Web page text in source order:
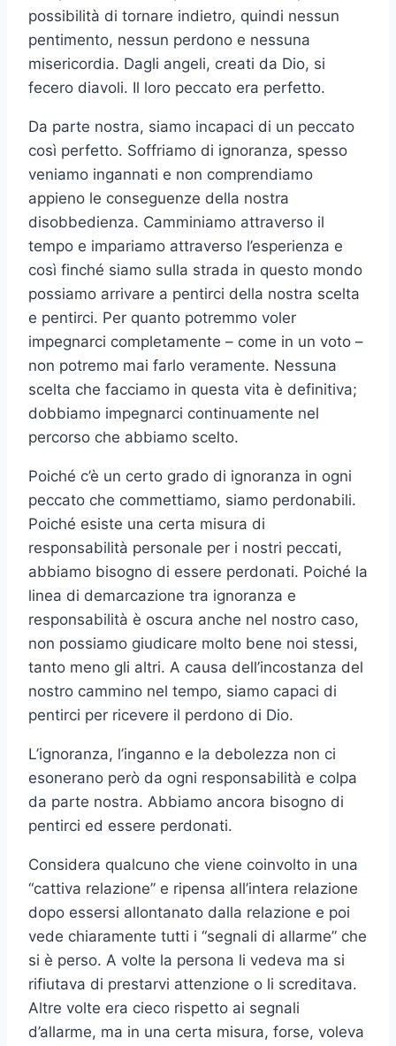
possibilità di tornare indietro, quindi nessun
pentimento, nessun perdono e nessuna
misericordia. Dagli angeli, creati da Dio, si
fecero diavoli. Il loro peccato era perfetto.
Da parte nostra, siamo incapaci di un peccato
così perfetto. Soffriamo di ignoranza, spesso
veniamo ingannati e non comprendiamo
appieno le conseguenze della nostra
disobbedienza. Camminiamo attraverso il
tempo e impariamo attraverso l’esperienza e
così finché siamo sulla strada in questo mondo
possiamo arrivare a pentirci della nostra scelta
e pentirci. Per quanto potremmo voler
impegnarci completamente – come in un voto –
non potremo mai farlo veramente. Nessuna
scelta che facciamo in questa vita è definitiva;
dobbiamo impegnarci continuamente nel
percorso che abbiamo scelto.
Poiché c’è un certo grado di ignoranza in ogni
peccato che commettiamo, siamo perdonabili.
Poiché esiste una certa misura di
responsabilità personale per i nostri peccati,
abbiamo bisogno di essere perdonati. Poiché la
linea di demarcazione tra ignoranza e
responsabilità è oscura anche nel nostro caso,
non possiamo giudicare molto bene noi stessi,
tanto meno gli altri. A causa dell’incostanza del
nostro cammino nel tempo, siamo capaci di
pentirci per ricevere il perdono di Dio.
L’ignoranza, l’inganno e la debolezza non ci
esonerano però da ogni responsabilità e colpa
da parte nostra. Abbiamo ancora bisogno di
pentirci ed essere perdonati.
Considera qualcuno che viene coinvolto in una
“cattiva relazione” e ripensa all’intera relazione
dopo essersi allontanato dalla relazione e poi
vede chiaramente tutti i “segnali di allarme” che
si è perso. A volte la persona li vedeva ma si
rifiutava di prestarvi attenzione o li screditava.
Altre volte era cieco rispetto ai segnali
d’allarme, ma in una certa misura, forse, voleva